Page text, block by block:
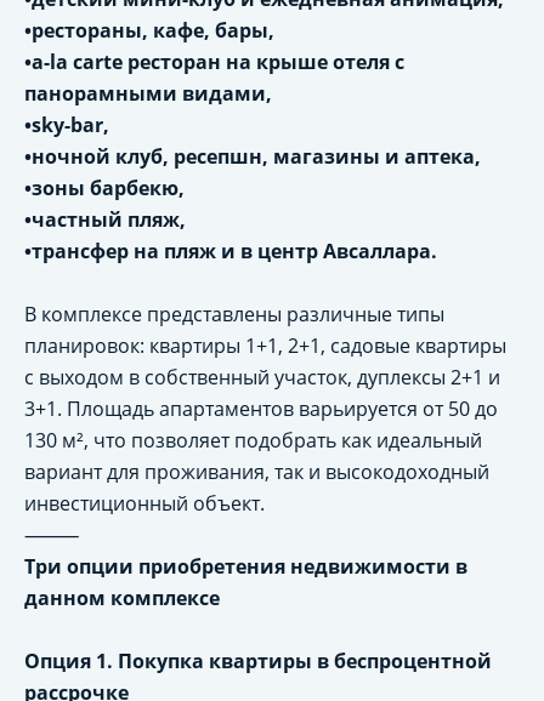
•рестораны, кафе, бары,
•a-la carte ресторан на крыше отеля с
панорамными видами,
•sky-bar,
•ночной клуб, ресепшн, магазины и аптека,
•зоны барбекю,
•частный пляж,
•трансфер на пляж и в центр Авсаллара.
В комплексе представлены различные типы
планировок: квартиры 1+1, 2+1, садовые квартиры
с выходом в собственный участок, дуплексы 2+1 и
3+1. Площадь апартаментов варьируется от 50 до
130 м², что позволяет подобрать как идеальный
вариант для проживания, так и высокодоходный
инвестиционный объект.
⸻
Три опции приобретения недвижимости в
данном комплексе
Опция 1. Покупка квартиры в беспроцентной
рассрочке